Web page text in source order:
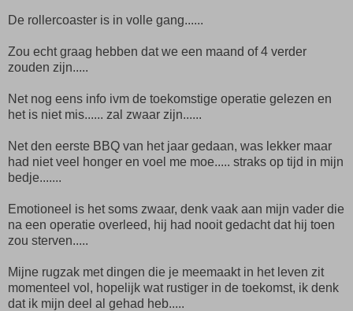
De rollercoaster is in volle gang......
Zou echt graag hebben dat we een maand of 4 verder
zouden zijn.....
Net nog eens info ivm de toekomstige operatie gelezen en
het is niet mis...... zal zwaar zijn......
Net den eerste BBQ van het jaar gedaan, was lekker maar
had niet veel honger en voel me moe..... straks op tijd in mijn
bedje.......
Emotioneel is het soms zwaar, denk vaak aan mijn vader die
na een operatie overleed, hij had nooit gedacht dat hij toen
zou sterven.....
Mijne rugzak met dingen die je meemaakt in het leven zit
momenteel vol, hopelijk wat rustiger in de toekomst, ik denk
dat ik mijn deel al gehad heb.....